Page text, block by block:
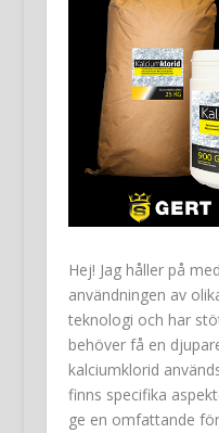
Hej! Jag håller på
användningen av
teknologi och har
behöver få en
kalciumklorid
finns specifika
ge en omfattande